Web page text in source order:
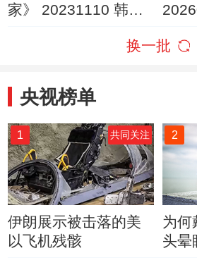
家》 20231110 韩愈·
换一批
央视榜单
1 共同关注
伊朗展示被击落的美
以飞机残骸
2
为何
头晕